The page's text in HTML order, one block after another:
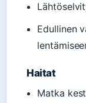
Edullinen
Haitat
Matka